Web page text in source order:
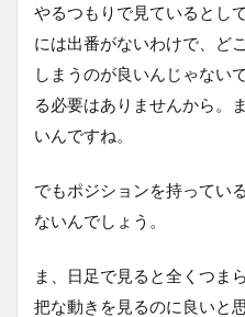
やるつもりで見ているとし
には出番がないわけで、ど
しまうのが良いんじゃない
る必要はありませんから。
いんですね。
でもポジションを持ってい
ないんでしょう。
ま、日足で見ると全くつま
把な動きを見るのに良いと